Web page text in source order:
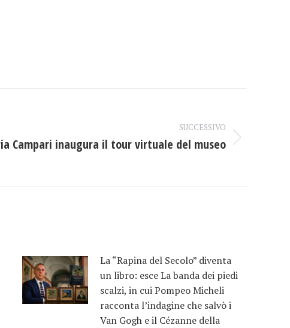
SUCCESSIVO
Campari inaugura il tour virtuale del museo
La “Rapina del Secolo” diventa
un libro: esce La banda dei piedi
scalzi, in cui Pompeo Micheli
racconta l’indagine che salvò i
Van Gogh e il Cézanne della